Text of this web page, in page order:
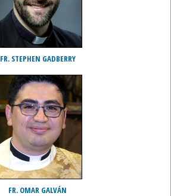
FR. STEPHEN GADBERRY
FR. OMAR GALVÁN